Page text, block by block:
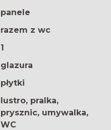
panele
razem z wc
1
glazura
płytki
lustro, pralka,
prysznic, umywalka,
WC